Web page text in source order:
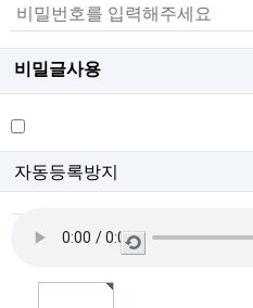
비밀글사용
자동등록방지
새